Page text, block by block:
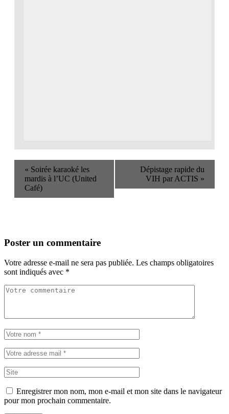
« Soirée karaoké les
mardis à l’UC (United
Café)
Dépistage rapide du
VIH par ACTIS »
Poster un commentaire
Votre adresse e-mail ne sera pas publiée. Les champs obligatoires
sont indiqués avec *
Enregistrer mon nom, mon e-mail et mon site dans le navigateur
pour mon prochain commentaire.